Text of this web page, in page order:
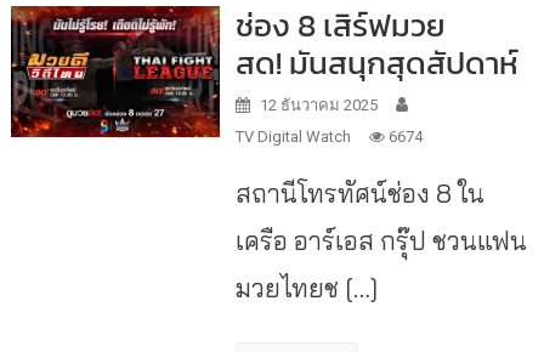
ช่อง 8 เสิร์ฟมวย
สด! มันสนุกสุดสัปดาห์
12 ธันวาคม 2025
TV Digital Watch
6674
สถานีโทรทัศน์ช่อง 8 ใน
เครือ อาร์เอส กรุ๊ป ชวนแฟน
มวยไทยช […]